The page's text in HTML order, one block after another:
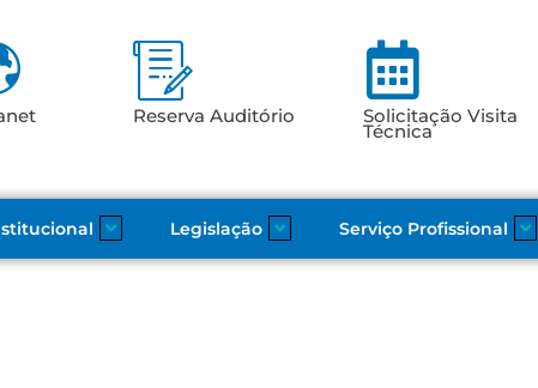
Reserva Auditório Solicitação Visita
Técnica
Legislação Serviço Profissional